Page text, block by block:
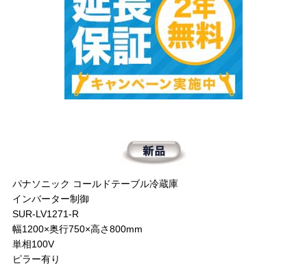
パナソニック コールドテーブル冷蔵庫
インバーター制御
SUR-LV1271-R
幅1200×奥行750×高さ800mm
単相100V
ピラー有り